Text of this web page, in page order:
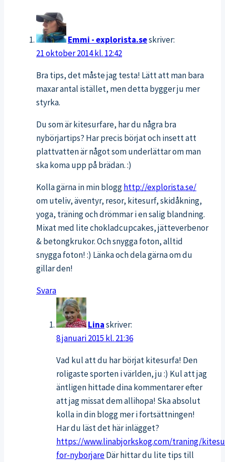
Emmi - explorista.seskriver:
21 oktober 2014 kl. 12:42
Bra tips, det måste jag testa! Lätt att man bara
maxar antal istället, men detta bygger ju mer
styrka.
Du som är kitesurfare, har du några bra
nybörjartips? Har precis börjat och insett att
plattvatten är något som underlättar om man
ska koma upp på brädan. :)
Kolla gärna in min blogghttp://explorista.se/
om uteliv, äventyr, resor, kitesurf, skidåkning,
yoga, träning och drömmar i en salig blandning.
Mixat med lite chokladcupcakes, jätteverbenor
& betongkrukor. Och snygga foton, alltid
snygga foton! :) Länka och dela gärna om du
gillar den!
Svara
Linaskriver:
8 januari 2015 kl. 21:36
Vad kul att du har börjat kitesurfa! Den
roligaste sporten i världen, ju :) Kul att jag
äntligen hittade dina kommentarer efter
att jag missat dem allihopa! Ska absolut
kolla in din blogg mer i fortsättningen!
Har du läst det här inlägget?
https://www.linabjorkskog.com/traning/
for-nyborjareDär hittar du lite tips till